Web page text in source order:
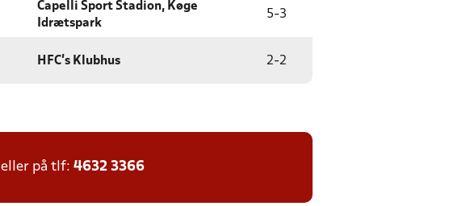
Capelli Sport Stadion, Køge
Idrætspark
5-3
HFC's Klubhus 2-2
eller på tlf: 4632 3366